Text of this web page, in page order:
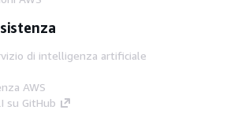
di intelligenza artificiale
AWS
su GitHub